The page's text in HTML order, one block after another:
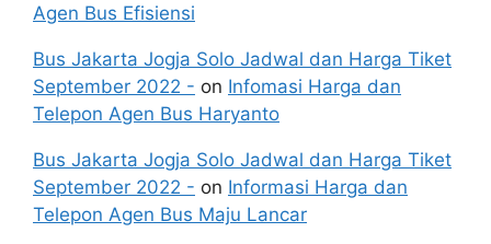
Agen Bus Efisiensi
Bus Jakarta Jogja Solo Jadwal dan Harga Tiket
September 2022 - on Infomasi Harga dan
Telepon Agen Bus Haryanto
Bus Jakarta Jogja Solo Jadwal dan Harga Tiket
September 2022 - on Informasi Harga dan
Telepon Agen Bus Maju Lancar